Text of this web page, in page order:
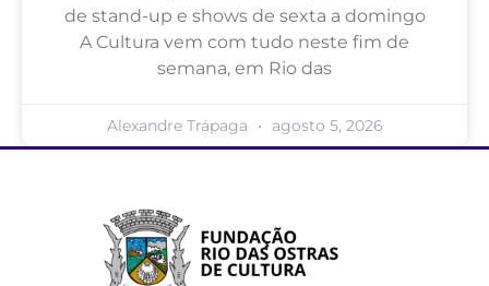
de stand-up e shows de sexta a domingo
A Cultura vem com tudo neste fim de
semana, em Rio das
Alexandre Trápaga agosto 5, 2026